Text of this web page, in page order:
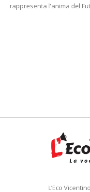
rappresenta l'anima del
L’Eco